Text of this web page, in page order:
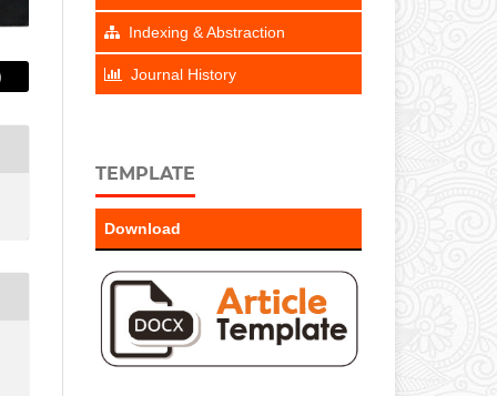
Indexing & Abstraction
Journal History
TEMPLATE
Download